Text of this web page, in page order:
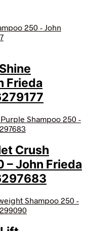
Frieda
Crush
– John Frieda